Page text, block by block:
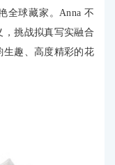
全球藏家。Anna 不
，挑战拟真写实融合
生趣、高度精彩的花